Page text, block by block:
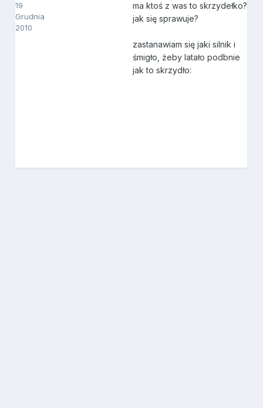
19
Grudnia
2010
ma ktoś z was to skrzydełko?
jak się sprawuje?
zastanawiam się jaki silnik i
śmigło, żeby latało podbnie
jak to skrzydło: